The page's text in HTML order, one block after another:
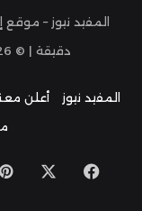
المفيد نيوز –
دقيقة | ©
المفيد نيوز أعلن
فيسبوك